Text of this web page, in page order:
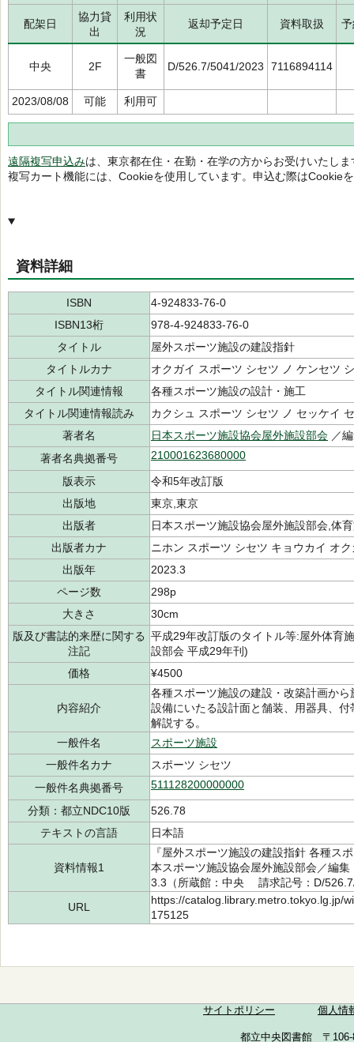
配架日
協力貸
出
利用状
況
返却予定日 資料取扱
中央 2F
一般図
書
D/526.7/5041/2023 7116894114
2023/08/08 可能 利用可
遠隔複写申込みは、東京都在住・在勤・在学の方からお受けいたしま
複写カート機能には、Cookieを使用しています。申込む際はCookie
資料詳細
ISBN
4-924833-76-0
ISBN13桁
978-4-924833-76-0
タイトル
屋外スポーツ施設の建設指針
タイトルカナ
オクガイ スポーツ シセツ ノ ケンセツ
タイトル関連情報
各種スポーツ施設の設計・施工
タイトル関連情報読み
カクシュ スポーツ シセツ ノ セッケイ
著者名
日本スポーツ施設協会屋外施設部会 ／
著者名典拠番号
210001623680000
版表示
令和5年改訂版
出版地
東京,東京
出版者
日本スポーツ施設協会屋外施設部会,体
出版者カナ
ニホン スポーツ シセツ キョウカイ オ
出版年
2023.3
ページ数
298p
大きさ
30cm
版及び書誌的来歴に関する
注記
平成29年改訂版のタイトル等:屋外体育
設部会 平成29年刊)
価格
¥4500
内容紹介
各種スポーツ施設の建設・改築計画か
設備にいたる設計面と舗装、用器具、
解説する。
一般件名
スポーツ施設
一般件名カナ
スポーツ シセツ
一般件名典拠番号
511128200000000
分類：都立NDC10版
526.78
テキストの言語
日本語
資料情報1
『屋外スポーツ施設の建設指針 各種
本スポーツ施設協会屋外施設部会／
3.3（所蔵館：中央 請求記号：D/
URL
https://catalog.library.metro.tokyo.lg.jp/
175125
サイトポリシー 個人情
都立中央図書館 〒